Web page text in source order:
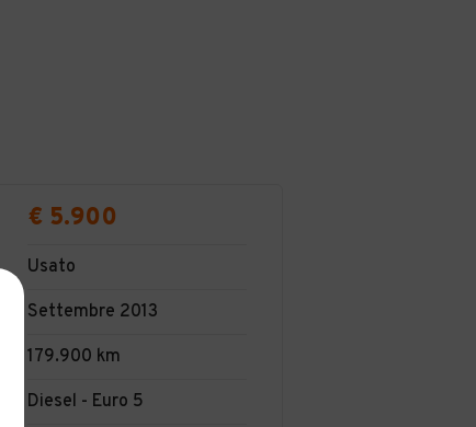
€ 5.900
Usato
Settembre 2013
179.900 km
Diesel - Euro 5